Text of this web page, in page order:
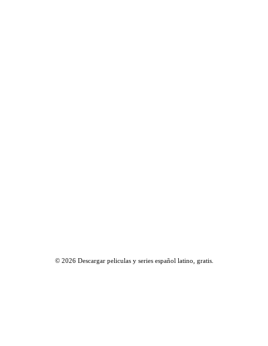
© 2026 Descargar peliculas y series español latino, gratis.